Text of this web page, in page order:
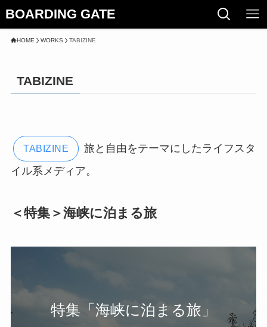
BOARDING GATE
HOME WORKS TABIZINE
TABIZINE
TABIZINE
旅と自由をテーマにしたライフスタ
イル系メディア。
＜特集＞海峡に泊まる旅
特集「海峡に泊まる旅」